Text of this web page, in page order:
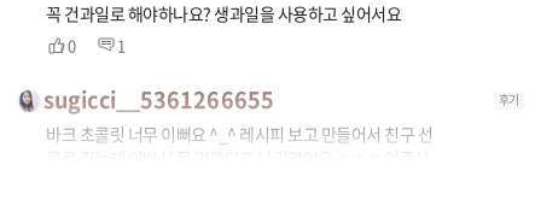
꼭 건과일로 해야하나요? 생과일을 사용하고 싶어서요
0 1
sugicci__5361266655 후기
바크 초콜릿 너무 이뻐요 ^_^ 레시피 보고 만들어서 친구 선